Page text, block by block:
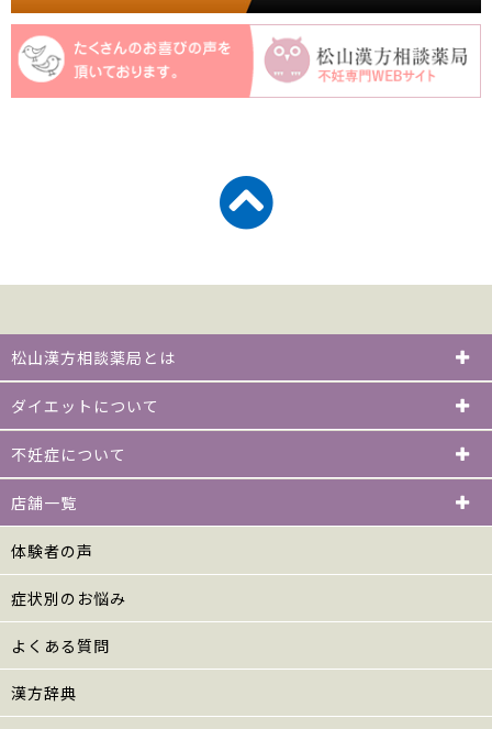
松山漢方相談薬局とは
ダイエットについて
不妊症について
店舗一覧
体験者の声
症状別のお悩み
よくある質問
漢方辞典